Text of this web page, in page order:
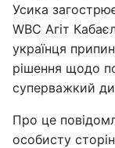
Усика
WBC Агіт
українця
рішення щодо
суперважкий
Про це
особисту